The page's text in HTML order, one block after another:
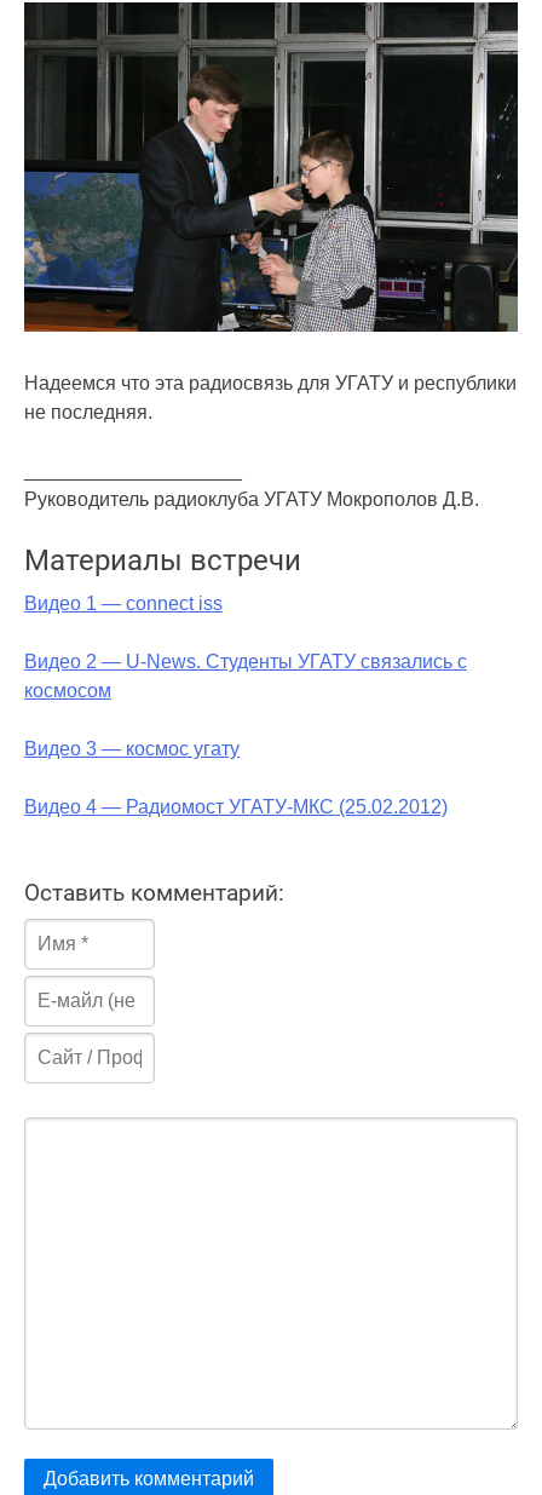
Надеемся что эта радиосвязь для УГАТУ и республики
не последняя.
Руководитель радиоклуба УГАТУ Мокрополов Д.В.
Материалы встречи
Видео 1 — connect iss
Видео 2 — U-News. Студенты УГАТУ связались с
космосом
Видео 3 — космос угату
Видео 4 — Радиомост УГАТУ-МКС (25.02.2012)
Оставить комментарий: